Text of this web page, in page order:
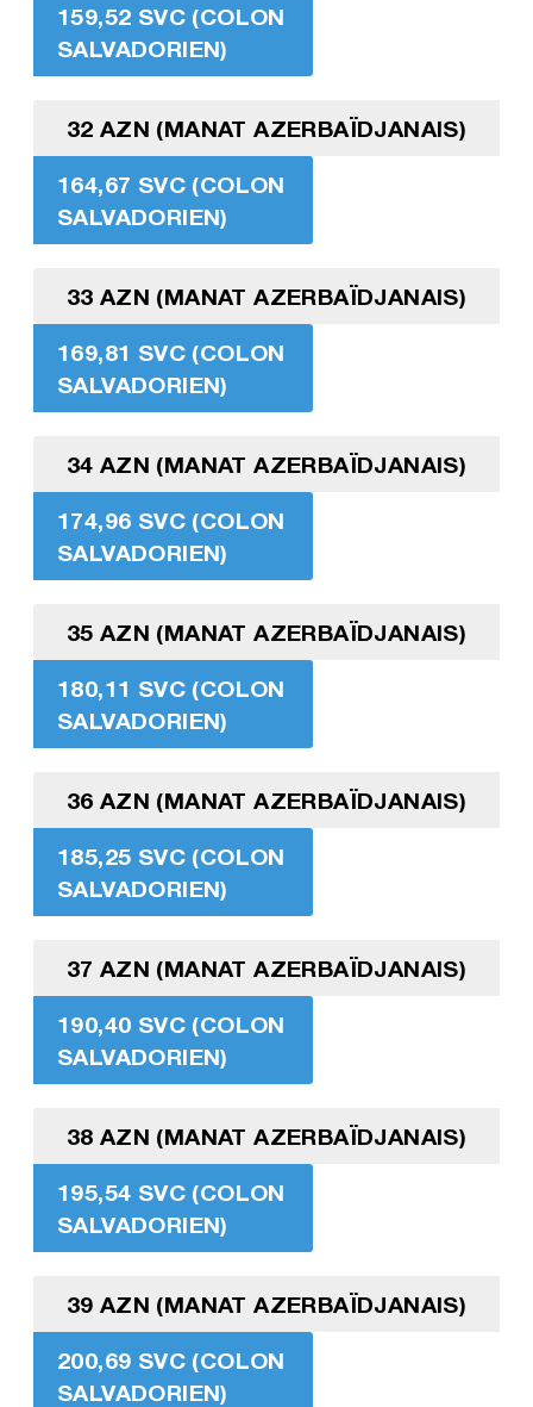
159,52 SVC (COLON
SALVADORIEN)
32 AZN (MANAT AZERBAÏDJANAIS)
164,67 SVC (COLON
SALVADORIEN)
33 AZN (MANAT AZERBAÏDJANAIS)
169,81 SVC (COLON
SALVADORIEN)
34 AZN (MANAT AZERBAÏDJANAIS)
174,96 SVC (COLON
SALVADORIEN)
35 AZN (MANAT AZERBAÏDJANAIS)
180,11 SVC (COLON
SALVADORIEN)
36 AZN (MANAT AZERBAÏDJANAIS)
185,25 SVC (COLON
SALVADORIEN)
37 AZN (MANAT AZERBAÏDJANAIS)
190,40 SVC (COLON
SALVADORIEN)
38 AZN (MANAT AZERBAÏDJANAIS)
195,54 SVC (COLON
SALVADORIEN)
39 AZN (MANAT AZERBAÏDJANAIS)
200,69 SVC (COLON
SALVADORIEN)